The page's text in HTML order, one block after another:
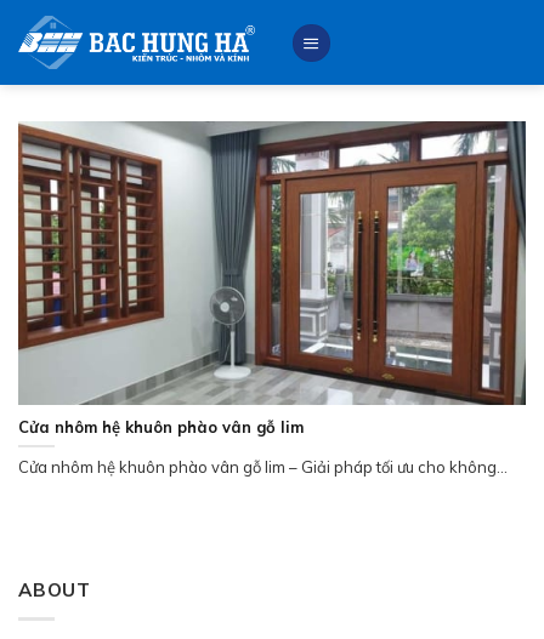
content
Cửa nhôm hệ khuôn phào vân gỗ lim
Cửa nhôm hệ khuôn phào vân gỗ lim – Giải pháp tối ưu cho không...
ABOUT